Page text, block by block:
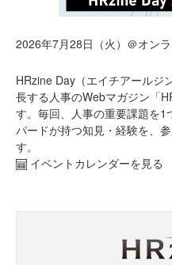
2026年7月28日（火）＠オン
HRzine Day（エイチアールジ
長する人事のWebマガジン「
す。毎回、人事の重要課題を1
パードが持つ知見・経験を、
す。
イベントカレンダーを見る